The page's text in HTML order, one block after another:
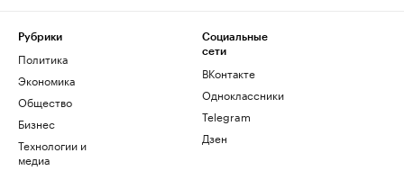
Рубрики
Политика
Экономика
Общество
Бизнес
Технологии и
медиа
Социальные
сети
ВКонтакте
Одноклассники
Telegram
Дзен